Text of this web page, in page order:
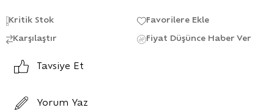
Kritik Stok Favorilere Ekle
Karşılaştır Fiyat Düşünce Haber Ver
Tavsiye Et
Yorum Yaz